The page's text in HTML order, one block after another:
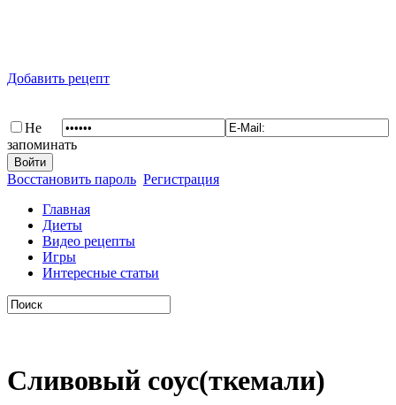
Добавить рецепт
Не
запоминать
Восстановить пароль Регистрация
Главная
Диеты
Видео рецепты
Игры
Интересные статьи
Сливовый соус(ткемали)